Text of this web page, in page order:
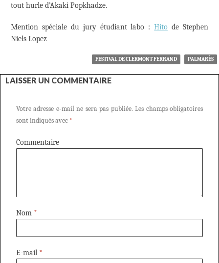
tout hurle d’Akaki Popkhadze.
Mention spéciale du jury étudiant labo :Hito de Stephen
Niels Lopez
FESTIVAL DE CLERMONT-FERRAND PALMARÈS
LAISSER UN COMMENTAIRE
Votre adresse e-mail ne sera pas publiée. Les champs obligatoires
sont indiqués avec *
Commentaire
Nom *
E-mail *